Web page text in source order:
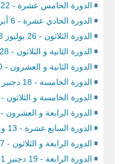
الدورة الخامس عشرة - 22 دجنبر 2000
الدورة الحادي عشرة - 6 أبريل 1995
الدورة الثلاثون - 26 يوليوز 2008
الدورة الثانية و الثلاثون - 28 فبراير 2009
الدورة الثانية و العشرون - 20 يوليوز 2004
الدورة الخامسة - 18 دجنبر 1992
الدورة الخامسة و الثلاثون - 25 فبراير 2010
الدورة الرابعة و العشرون - 23 يوليوز 2005
الدورة السابع عشرة - 13 و 14 مارس 2003
الدورة الرابعة و الثلاثون - 17 دجنبر 2009
الدورة الرابعة - 19 دجنبر 1991